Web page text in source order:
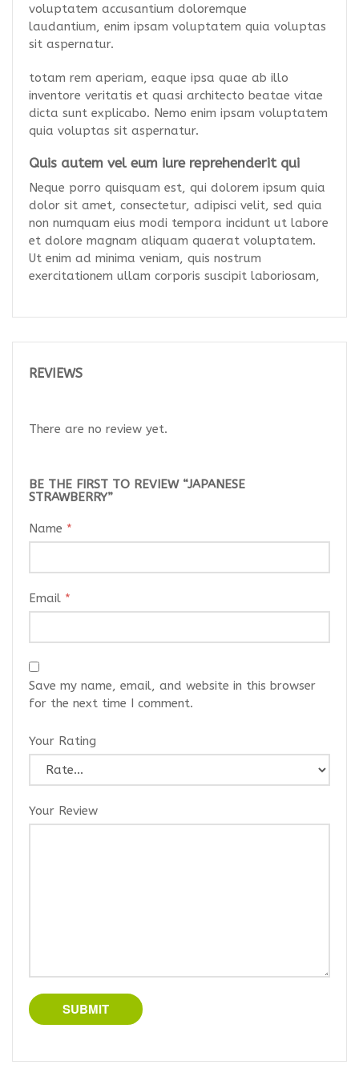
voluptatem accusantium doloremque
laudantium, enim ipsam voluptatem quia voluptas
sit aspernatur.
totam rem aperiam, eaque ipsa quae ab illo
inventore veritatis et quasi architecto beatae vitae
dicta sunt explicabo. Nemo enim ipsam voluptatem
quia voluptas sit aspernatur.
Quis autem vel eum iure reprehenderit qui
Neque porro quisquam est, qui dolorem ipsum quia
dolor sit amet, consectetur, adipisci velit, sed quia
non numquam eius modi tempora incidunt ut labore
et dolore magnam aliquam quaerat voluptatem.
Ut enim ad minima veniam, quis nostrum
exercitationem ullam corporis suscipit laboriosam,
REVIEWS
There are no review yet.
BE THE FIRST TO REVIEW “JAPANESE
STRAWBERRY”
Name *
Email *
Save my name, email, and website in this browser
for the next time I comment.
Your Rating
Your Review